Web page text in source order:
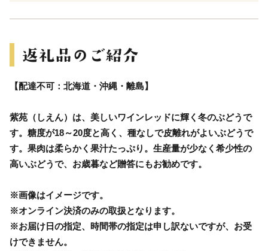
【配達不可：北海道・沖縄・離島】
紫苑（しえん）は、美しいワインレッドに輝く冬のぶどうで
す。糖度が18～20度と高く、種なしで皮離れがよいぶどうで
す。果肉は柔らかく果汁たっぷり。生産量が少なく希少性の
高いぶどうで、お歳暮など贈答にもお勧めです。
※画像はイメージです。
※オンライン決済のみの取扱となります。
※お届け日の指定、時間帯の指定は申し訳ないですが、お受
けできません。